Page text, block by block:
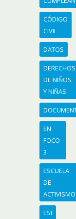
CÓDIGO
CIVIL
DATOS
DERECHOS
DE NIÑOS
Y NIÑAS
EN
FOCO
3
ESCUELA
DE
ACTIVISMO
ESI